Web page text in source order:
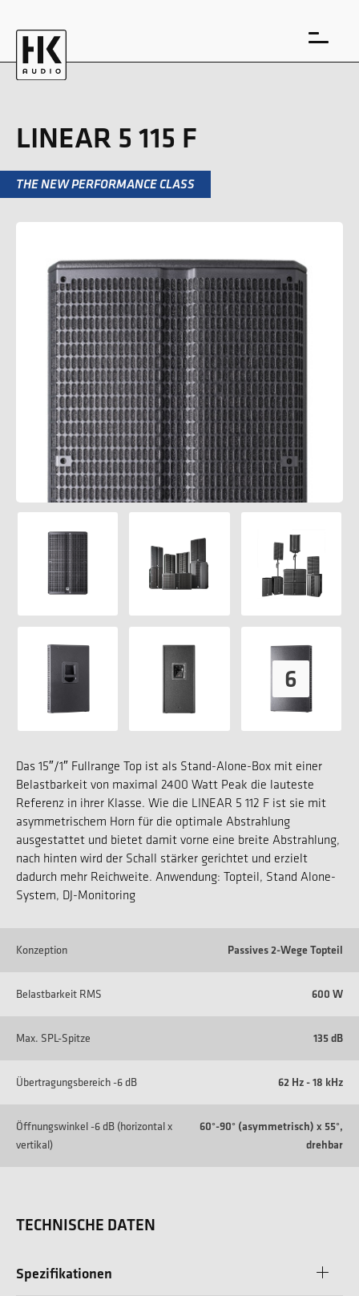
LINEAR 5 115 F
THE NEW PERFORMANCE CLASS
Das 15″/1″ Fullrange Top ist als Stand-Alone-Box mit einer
Belastbarkeit von maximal 2400 Watt Peak die lauteste
Referenz in ihrer Klasse. Wie die LINEAR 5 112 F ist sie mit
asymmetrischem Horn für die optimale Abstrahlung
ausgestattet und bietet damit vorne eine breite Abstrahlung,
nach hinten wird der Schall stärker gerichtet und erzielt
dadurch mehr Reichweite. Anwendung: Topteil, Stand Alone-
System, DJ-Monitoring
Konzeption Passives 2-Wege Topteil
Belastbarkeit RMS 600 W
Max. SPL-Spitze 135 dB
Übertragungsbereich -6 dB 62 Hz - 18 kHz
Öffnungswinkel -6 dB (horizontal x
vertikal)
60°-90° (asymmetrisch) x 55°,
drehbar
TECHNISCHE DATEN
Spezifikationen